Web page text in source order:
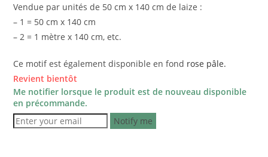
Vendue par unités de 50 cm x 140 cm de laize :
– 1 = 50 cm x 140 cm
– 2 = 1 mètre x 140 cm, etc.
Ce motif est également disponible en fond rose pâle.
Revient bientôt
Me notifier lorsque le produit est de nouveau disponible
en précommande.
Notify me